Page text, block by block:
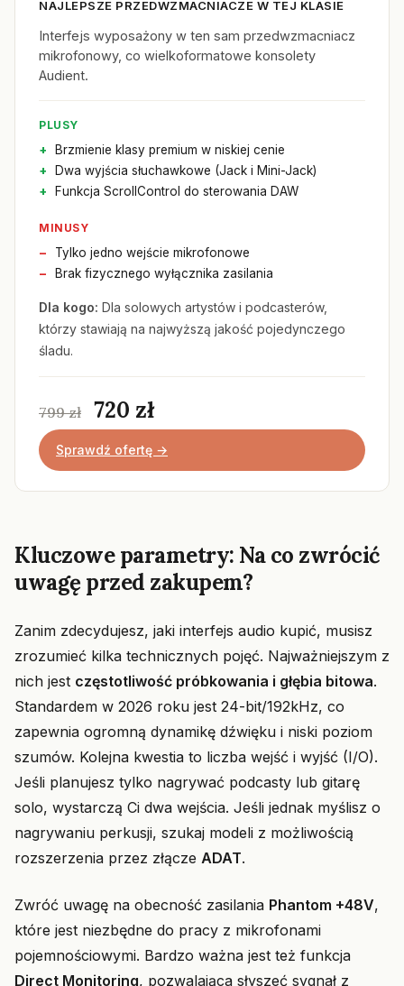
NAJLEPSZE PRZEDWZMACNIACZE W TEJ KLASIE
Interfejs wyposażony w ten sam przedwzmacniacz
mikrofonowy, co wielkoformatowe konsolety
Audient.
PLUSY
Brzmienie klasy premium w niskiej cenie
Dwa wyjścia słuchawkowe (Jack i Mini-Jack)
Funkcja ScrollControl do sterowania DAW
MINUSY
Tylko jedno wejście mikrofonowe
Brak fizycznego wyłącznika zasilania
Dla kogo: Dla solowych artystów i podcasterów,
którzy stawiają na najwyższą jakość pojedynczego
śladu.
799 zł 720 zł
Sprawdź ofertę →
Kluczowe parametry: Na co zwrócić
uwagę przed zakupem?
Zanim zdecydujesz, jaki interfejs audio kupić, musisz
zrozumieć kilka technicznych pojęć. Najważniejszym z
nich jest częstotliwość próbkowania i głębia bitowa.
Standardem w 2026 roku jest 24-bit/192kHz, co
zapewnia ogromną dynamikę dźwięku i niski poziom
szumów. Kolejna kwestia to liczba wejść i wyjść (I/O).
Jeśli planujesz tylko nagrywać podcasty lub gitarę
solo, wystarczą Ci dwa wejścia. Jeśli jednak myślisz o
nagrywaniu perkusji, szukaj modeli z możliwością
rozszerzenia przez złącze ADAT.
Zwróć uwagę na obecność zasilania Phantom +48V,
które jest niezbędne do pracy z mikrofonami
pojemnościowymi. Bardzo ważna jest też funkcja
Direct Monitoring, pozwalająca słyszeć sygnał z